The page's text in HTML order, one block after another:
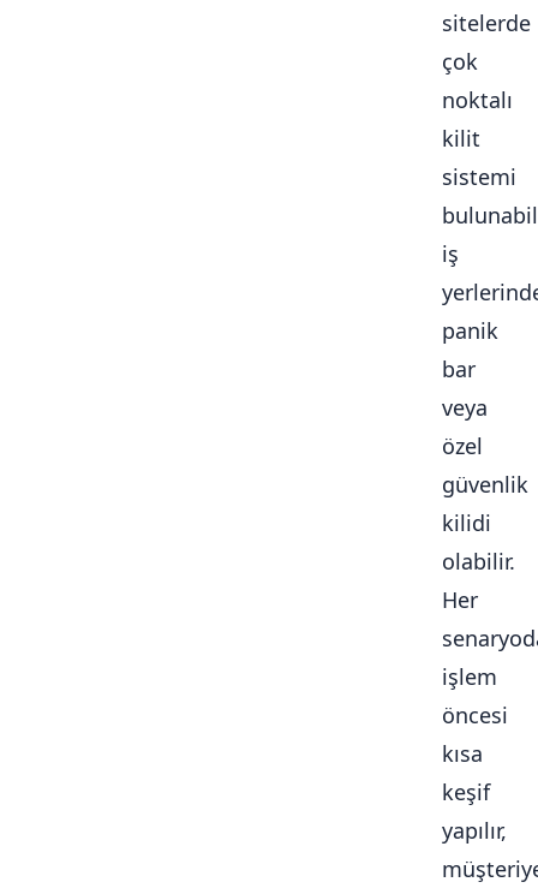
sitelerde
çok
noktalı
kilit
sistemi
iş
panik
bar
veya
özel
güvenlik
kilidi
olabilir.
Her
işlem
öncesi
kısa
keşif
yapılır,